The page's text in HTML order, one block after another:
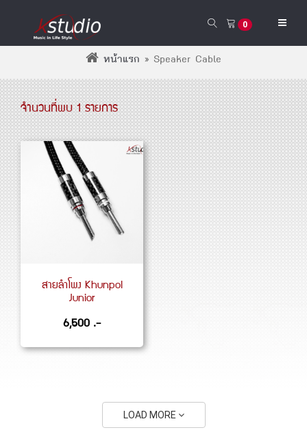
0
หน้าแรก » Speaker Cable
จำนวนที่พบ 1 รายการ
สายลำโพง Khunpol
Junior
6,500 .-
LOAD MORE